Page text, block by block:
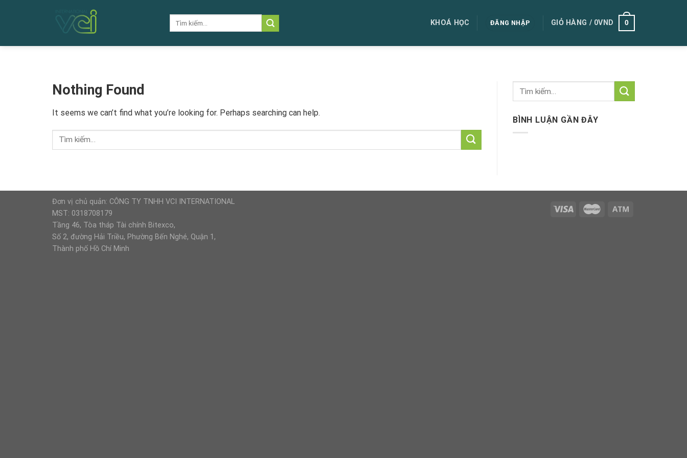
KHOÁ HỌC ĐĂNG NHẬP GIỎ HÀNG / 0VND 0
Nothing Found
It seems we can’t find what you’re looking for. Perhaps searching can help.
BÌNH LUẬN GẦN ĐÂY
Đơn vị chủ quản: CÔNG TY TNHH VCI INTERNATIONAL
MST: 0318708179
Tầng 46, Tòa tháp Tài chính Bitexco,
Số 2, đường Hải Triều, Phường Bến Nghé, Quận 1,
Thành phố Hồ Chí Minh